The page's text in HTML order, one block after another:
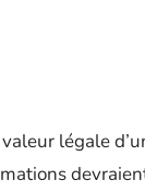
légale